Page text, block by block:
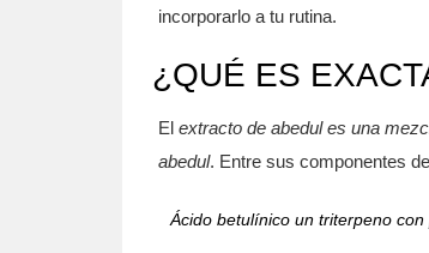
incorporarlo a tu rutina.
¿QUÉ ES
El extracto de abedul es una
abedul. Entre sus componentes
Ácido betulínico un triterpeno